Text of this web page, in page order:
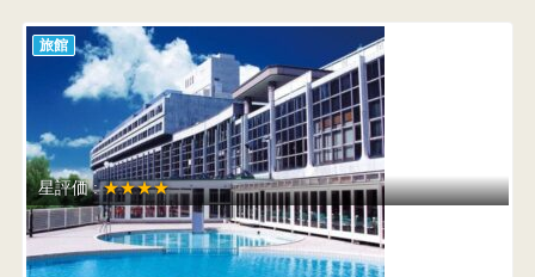
旅館
星評価 :★★★★
奥道後 壱湯の守